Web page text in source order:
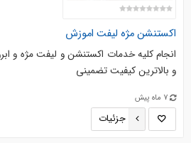
اکستنشن مژه لیفت اموزش
انجام کلیه خدمات اکستنشن و لیفت مژه و
و بالاترین کیفیت تضمینی
7 ماه پیش
جزئیات